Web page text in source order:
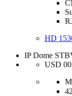
HD
IP Dome
USD 00